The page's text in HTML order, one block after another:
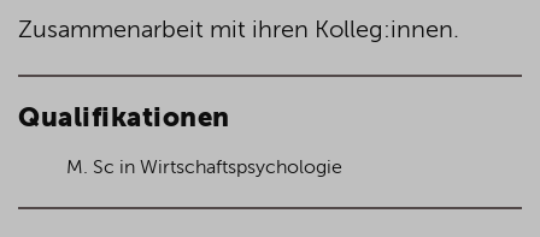
Zusammenarbeit mit ihren Kolleg:innen.
Qualifikationen
M. Sc in Wirtschaftspsychologie